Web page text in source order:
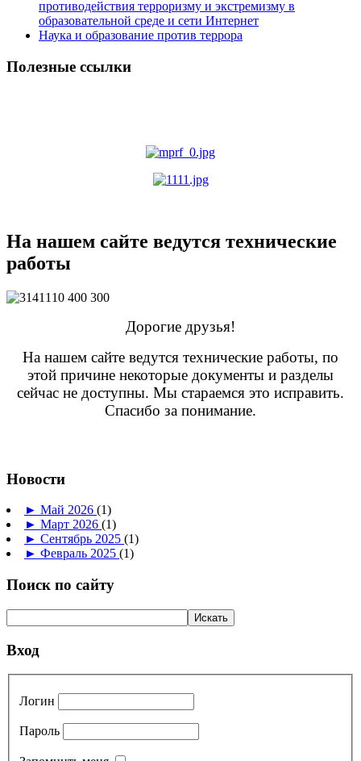
противодействия терроризму и экстремизму в
образовательной среде и сети Интернет
Наука и образование против террора
Полезные ссылки
На нашем сайте ведутся технические
работы
Дорогие друзья!
На нашем сайте ведутся технические работы, по
этой причине некоторые документы и разделы
сейчас не доступны. Мы стараемся это исправить.
Спасибо за понимание.
Новости
► Май 2026 (1)
► Март 2026 (1)
► Сентябрь 2025 (1)
► Февраль 2025 (1)
Поиск по сайту
Вход
Логин
Пароль